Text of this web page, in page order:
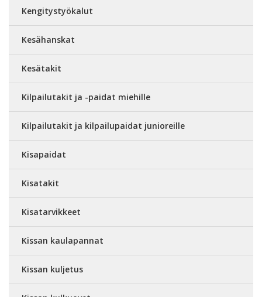
Kengitystyökalut
Kesähanskat
Kesätakit
Kilpailutakit ja -paidat miehille
Kilpailutakit ja kilpailupaidat junioreille
Kisapaidat
Kisatakit
Kisatarvikkeet
Kissan kaulapannat
Kissan kuljetus